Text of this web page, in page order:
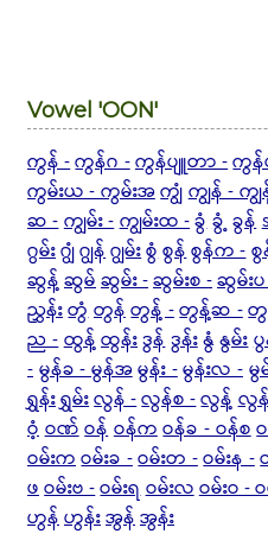
Vowel 'OON'
ကွန် -ကွန်ဂ -ကွန်ပျူတာ -ကွန်
ကွမ်းယ - ကွမ်းအကျွံကျွန် - ကျွ
ဆ -ကျွမ်း -ကျွမ်းထ -ခွံခွံ့ ခွန်
ဂွမ်းဂျွံဂျွန်ဂျွမ်းစွံစွန်စွန်က -စွ
ဆွန့်ဆွမ်ဆွမ်း -ဆွမ်းစ -ဆွမ်း
ညွှန်းတွံတွန်တွန့် -တွန့်ဆ -တွ
ည -ထွန့်ထွန်းဒွန်ဒွန်းနွံနွမ်း
- မွန်ခ - မွန်အမွန်း -မွန်းလ - မွ
ရွှန်းရွှမ်းလွန် -လွန်စ -လွန့်လွန်
ဝံ့ဝဏ်ဝန်ဝန်ကဝန်ခ - ဝန်စ
ဝမ်းကဝမ်းခ -ဝမ်းတ -ဝမ်းန -
ဖဝမ်းဗ -ဝမ်းရဝမ်းလဝမ်းဝ -
ဟွန်ဟွန်းအွန်အွန်း